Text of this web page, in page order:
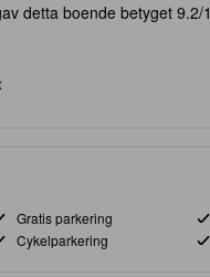
detta boende betyget
Gratis parkering
Cykelparkering